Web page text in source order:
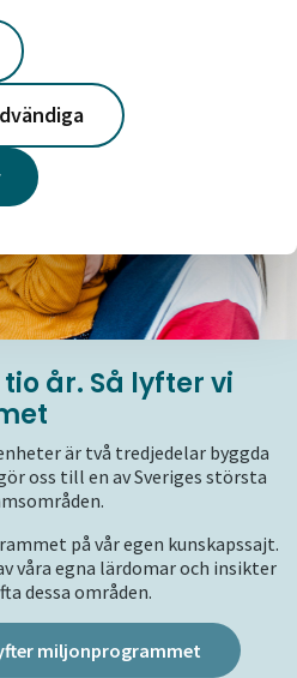
år. Så lyfter vi
är två tredjedelar byggda
oss till en av Sveriges största
på vår egen kunskapssajt.
våra egna lärdomar och insikter
dessa områden.
miljonprogrammet